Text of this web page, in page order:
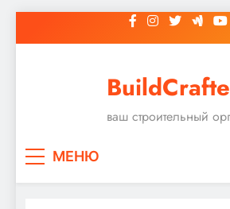
к
ваш строительный
МЕНЮ